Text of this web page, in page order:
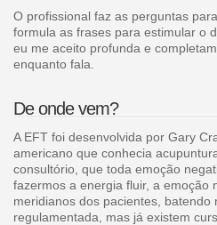
O profissional faz as perguntas
formula as frases para estimular o
eu me aceito profunda e
enquanto fala.
De onde vem?
A EFT foi desenvolvida por Gary
americano que conhecia
consultório, que toda emoção
fazermos a energia fluir, a emoção
meridianos dos pacientes,
regulamentada, mas já existem